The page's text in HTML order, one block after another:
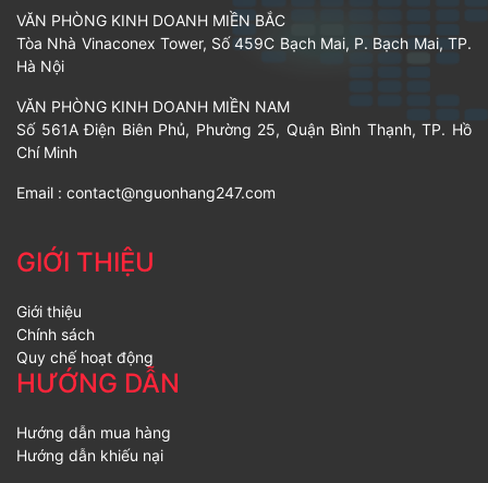
VĂN PHÒNG KINH DOANH MIỀN BẮC
Tòa Nhà Vinaconex Tower, Số 459C Bạch Mai, P. Bạch Mai, TP.
Hà Nội
VĂN PHÒNG KINH DOANH MIỀN NAM
Số 561A Điện Biên Phủ, Phường 25, Quận Bình Thạnh, TP. Hồ
Chí Minh
Email : contact@nguonhang247.com
GIỚI THIỆU
Giới thiệu
Chính sách
Quy chế hoạt động
HƯỚNG DẪN
Hướng dẫn mua hàng
Hướng dẫn khiếu nại